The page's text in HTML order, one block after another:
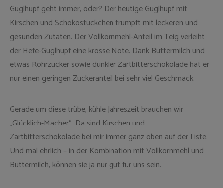
Guglhupf geht immer, oder? Der heutige Guglhupf mit
Kirschen und Schokostückchen trumpft mit leckeren und
gesunden Zutaten. Der Vollkornmehl-Anteil im Teig verleiht
der Hefe-Guglhupf eine krosse Note. Dank Buttermilch und
etwas Rohrzucker sowie dunkler Zartbitterschokolade hat er
nur einen geringen Zuckeranteil bei sehr viel Geschmack.
Gerade um diese trübe, kühle Jahreszeit brauchen wir
„Glücklich-Macher“. Da sind Kirschen und
Zartbitterschokolade bei mir immer ganz oben auf der Liste.
Und mal ehrlich – in der Kombination mit Vollkornmehl und
Buttermilch, können sie ja nur gut für uns sein.